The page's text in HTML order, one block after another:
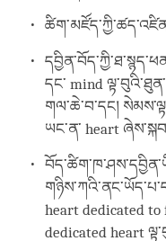
དང་ mind
གལ་ཆེ་བ་དང།
ཡང་ན་ heart
heart dedicated
dedicated heart